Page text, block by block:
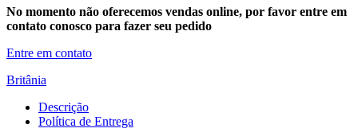
No momento não oferecemos vendas online, por favor entre em
contato conosco para fazer seu pedido
Entre em contato
Britânia
Descrição
Política de Entrega